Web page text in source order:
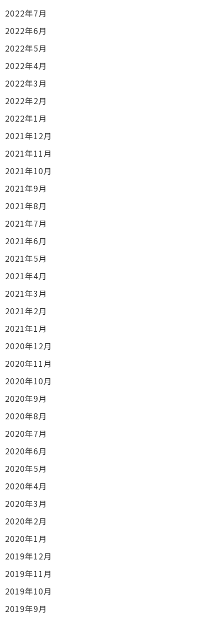
2022年7月
2022年6月
2022年5月
2022年4月
2022年3月
2022年2月
2022年1月
2021年12月
2021年11月
2021年10月
2021年9月
2021年8月
2021年7月
2021年6月
2021年5月
2021年4月
2021年3月
2021年2月
2021年1月
2020年12月
2020年11月
2020年10月
2020年9月
2020年8月
2020年7月
2020年6月
2020年5月
2020年4月
2020年3月
2020年2月
2020年1月
2019年12月
2019年11月
2019年10月
2019年9月